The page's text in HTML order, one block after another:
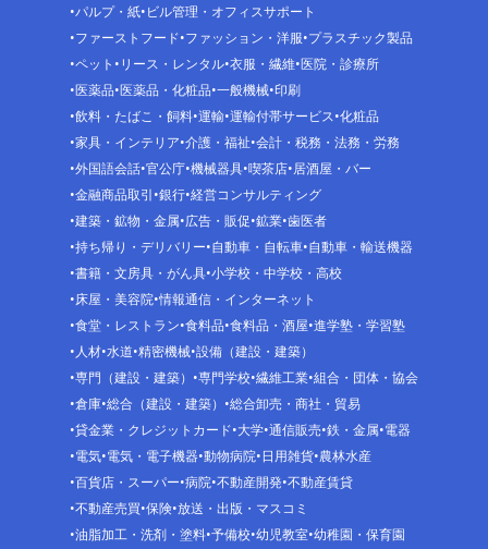
パルプ・紙 ビル管理・オフィスサポート
ファーストフード ファッション・洋服 プラスチック製品
ペット リース・レンタル 衣服・繊維 医院・診療所
医薬品 医薬品・化粧品 一般機械 印刷
飲料・たばこ・飼料 運輸 運輸付帯サービス 化粧品
家具・インテリア 介護・福祉 会計・税務・法務・労務
外国語会話 官公庁 機械器具 喫茶店 居酒屋・バー
金融商品取引 銀行 経営コンサルティング
建築・鉱物・金属 広告・販促 鉱業 歯医者
持ち帰り・デリバリー 自動車・自転車 自動車・輸送機器
書籍・文房具・がん具 小学校・中学校・高校
床屋・美容院 情報通信・インターネット
食堂・レストラン 食料品 食料品・酒屋 進学塾・学習塾
人材 水道 精密機械 設備（建設・建築）
専門（建設・建築）
専門学校 繊維工業 組合・団体・協会
倉庫 総合（建設・建築）
総合卸売・商社・貿易
貸金業・クレジットカード 大学 通信販売 鉄・金属 電器
電気 電気・電子機器 動物病院 日用雑貨 農林水産
百貨店・スーパー 病院 不動産開発 不動産賃貸
不動産売買 保険 放送・出版・マスコミ
油脂加工・洗剤・塗料 予備校 幼児教室 幼稚園・保育園